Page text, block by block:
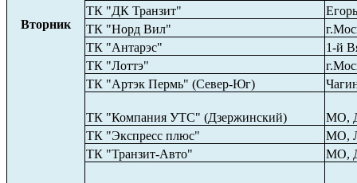
Вторник
ТК "ДК Транзит"
ТК "Норд Вил"
ТК "Антарэс" 1-й
ТК "Лоттэ"
ТК "Артэк Пермь" (Север-Юг)
ТК "Компания УТС" (Дзержинский) МО,
ТК "Экспресс плюс"
МО,
ТК "Транзит-Авто"
МО,